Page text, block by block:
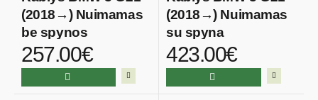
(2018→) Nuimamas
be spynos
257.00€
(2018→) Nuimamas
su spyna
423.00€